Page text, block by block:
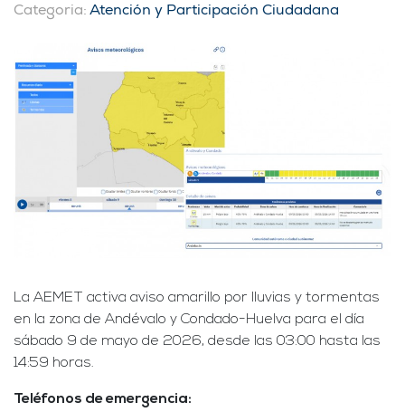
Categoria: Atención y Participación Ciudadana
La AEMET activa aviso amarillo por lluvias y tormentas
en la zona de Andévalo y Condado-Huelva para el día
sábado 9 de mayo de 2026, desde las 03:00 hasta las
14:59 horas.
Teléfonos de emergencia: